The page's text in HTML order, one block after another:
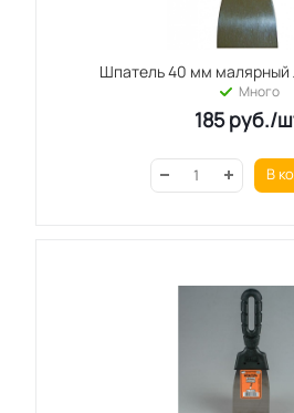
Шпатель 40 мм малярный
Много
185руб./
В